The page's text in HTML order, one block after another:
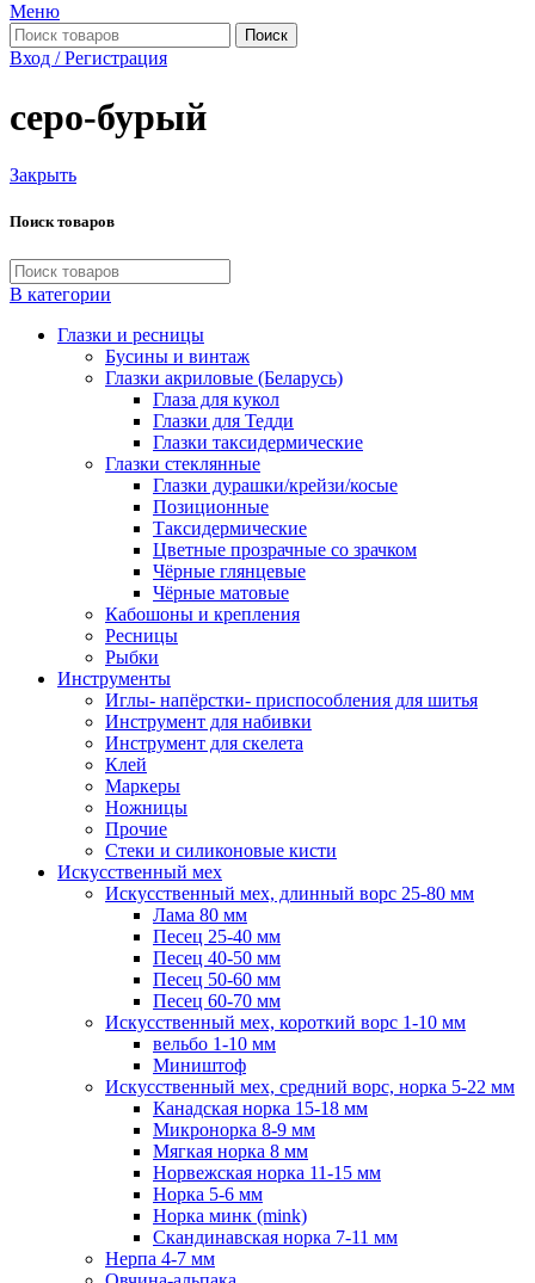
Меню
Поиск
Вход / Регистрация
серо-бурый
Закрыть
Поиск товаров
В категории
Глазки и ресницы
Бусины и винтаж
Глазки акриловые (Беларусь)
Глаза для кукол
Глазки для Тедди
Глазки таксидермические
Глазки стеклянные
Глазки дурашки/крейзи/косые
Позиционные
Таксидермические
Цветные прозрачные со зрачком
Чёрные глянцевые
Чёрные матовые
Кабошоны и крепления
Ресницы
Рыбки
Инструменты
Иглы- напёрстки- приспособления для шитья
Инструмент для набивки
Инструмент для скелета
Клей
Маркеры
Ножницы
Прочие
Стеки и силиконовые кисти
Искусственный мех
Искусственный мех, длинный ворс 25-80 мм
Лама 80 мм
Песец 25-40 мм
Песец 40-50 мм
Песец 50-60 мм
Песец 60-70 мм
Искусственный мех, короткий ворс 1-10 мм
вельбо 1-10 мм
Миништоф
Искусственный мех, средний ворс, норка 5-22 мм
Канадская норка 15-18 мм
Микронорка 8-9 мм
Мягкая норка 8 мм
Норвежская норка 11-15 мм
Норка 5-6 мм
Норка минк (mink)
Скандинавская норка 7-11 мм
Нерпа 4-7 мм